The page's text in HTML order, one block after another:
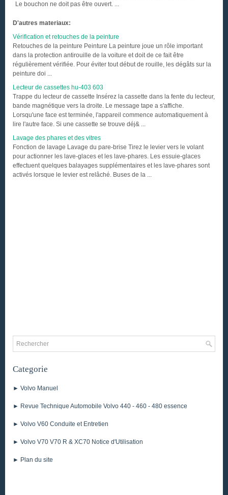
Le bouchon ne doit pas être ouvert. ...
D'autres materiaux:
Vérification et retouches de la peinture
Retouches de la peinture Peinture La peinture joue un rôle important
dans la protection antirouille de la voiture et doit de ce fait être
régulièrement vérifiée. Pour éviter tout début de rouille, les dégâts sur la
peinture doi ...
Lecteur de cassettes hu-403 603
Trappe du lecteur de cassette Insérez la cassette dans la fente du lecteur,
bande magnétique vers la droite. Le message tape a s'affiche.
Lorsqu'une face est terminée, l'appareil commence automatiquement à
lire l'autre face. Si une cassette se trouve déj& ...
Lavage des phares et des vitres
Fonction de lavage Lavage du pare-brise Tirez le levier vers le volant
pour actionner les lave-glaces et les lave-phares. Les essuie-glaces
effectuent quelques balayages supplémentaires et les lave-phares sont
activés lorsque le levier est relâché. Buses de la ...
Categorie
► Volvo Manuel
► Revue Technique Automobile Volvo 440 - 460 - 480 essence
► Volvo V60 Conduite et Entretien
► Volvo V70 V70 R & XC70 Notice d'Utilisation
► Plan du site